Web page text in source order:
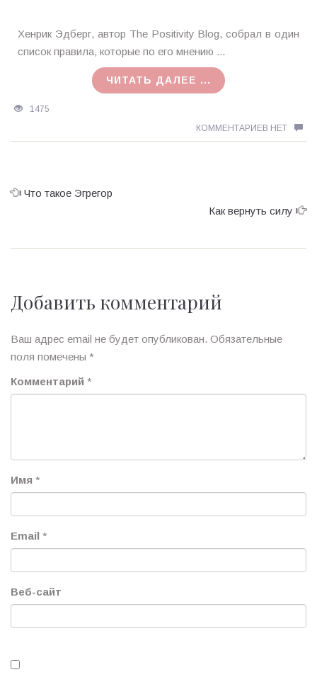
Ирина
MagicTantra
Хенрик Эдберг, автор The Positivity Blog, собрал в один
список правила, которые по его мнению ...
ЧИТАТЬ ДАЛЕЕ ...
1475
КОММЕНТАРИЕВ НЕТ
Что такое Эгрегор
Как вернуть силу
Добавить комментарий
Ваш адрес email не будет опубликован. Обязательные
поля помечены *
Комментарий *
Имя *
Email *
Веб-сайт